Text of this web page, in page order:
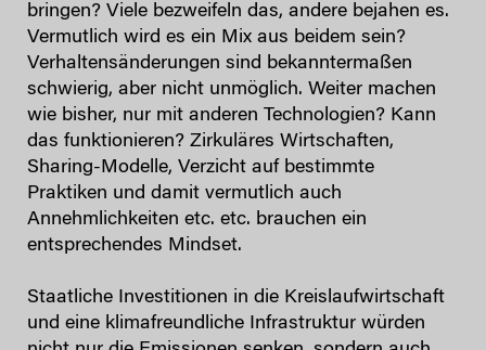
bringen? Viele bezweifeln das, andere bejahen es.
Vermutlich wird es ein Mix aus beidem sein?
Verhaltensänderungen sind bekanntermaßen
schwierig, aber nicht unmöglich. Weiter machen
wie bisher, nur mit anderen Technologien? Kann
das funktionieren? Zirkuläres Wirtschaften,
Sharing-Modelle, Verzicht auf bestimmte
Praktiken und damit vermutlich auch
Annehmlichkeiten etc. etc. brauchen ein
entsprechendes Mindset.
Staatliche Investitionen in die Kreislaufwirtschaft
und eine klimafreundliche Infrastruktur würden